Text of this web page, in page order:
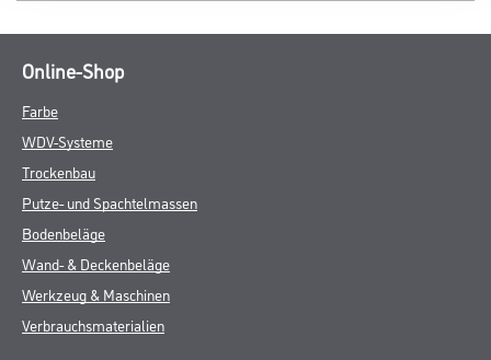
Online-Shop
Farbe
WDV-Systeme
Trockenbau
Putze- und Spachtelmassen
Bodenbeläge
Wand- & Deckenbeläge
Werkzeug & Maschinen
Verbrauchsmaterialien